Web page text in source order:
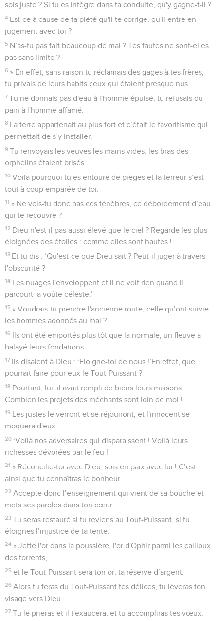
sois juste ? Si tu es intègre dans ta conduite, qu'y gagne-t-il ?
4 Est-ce à cause de ta piété qu'il te corrige, qu'il entre en
jugement avec toi ?
5 N’as-tu pas fait beaucoup de mal ? Tes fautes ne sont-elles
pas sans limite ?
6 » En effet, sans raison tu réclamais des gages à tes frères,
tu privais de leurs habits ceux qui étaient presque nus.
7 Tu ne donnais pas d'eau à l'homme épuisé, tu refusais du
pain à l'homme affamé.
8 La terre appartenait au plus fort et c’était le favoritisme qui
permettait de s’y installer.
9 Tu renvoyais les veuves les mains vides, les bras des
orphelins étaient brisés.
10 Voilà pourquoi tu es entouré de pièges et la terreur s’est
tout à coup emparée de toi.
11 » Ne vois-tu donc pas ces ténèbres, ce débordement d’eau
qui te recouvre ?
12 Dieu n'est-il pas aussi élevé que le ciel ? Regarde les plus
éloignées des étoiles : comme elles sont hautes !
13 Et tu dis : ‘Qu'est-ce que Dieu sait ? Peut-il juger à travers
l'obscurité ?
14 Les nuages l'enveloppent et il ne voit rien quand il
parcourt la voûte céleste.’
15 » Voudrais-tu prendre l'ancienne route, celle qu’ont suivie
les hommes adonnés au mal ?
16 Ils ont été emportés plus tôt que la normale, un fleuve a
balayé leurs fondations.
17 Ils disaient à Dieu : ‘Eloigne-toi de nous !’En effet, que
pourrait faire pour eux le Tout-Puissant ?
18 Pourtant, lui, il avait rempli de biens leurs maisons.
Combien les projets des méchants sont loin de moi !
19 Les justes le verront et se réjouiront, et l'innocent se
moquera d'eux :
20 ‘Voilà nos adversaires qui disparaissent ! Voilà leurs
richesses dévorées par le feu !’
21 » Réconcilie-toi avec Dieu, sois en paix avec lui ! C’est
ainsi que tu connaîtras le bonheur.
22 Accepte donc l’enseignement qui vient de sa bouche et
mets ses paroles dans ton cœur.
23 Tu seras restauré si tu reviens au Tout-Puissant, si tu
éloignes l’injustice de ta tente.
24 » Jette l'or dans la poussière, l'or d'Ophir parmi les cailloux
des torrents,
25 et le Tout-Puissant sera ton or, ta réserve d’argent.
26 Alors tu feras du Tout-Puissant tes délices, tu lèveras ton
visage vers Dieu.
27 Tu le prieras et il t'exaucera, et tu accompliras tes vœux.